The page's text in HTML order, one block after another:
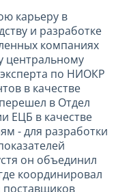
карьеру в
и разработке
компаниях
центральному
по НИОКР
в качестве
в Отдел
ЕЦБ в качестве
- для разработки
он объединил
координировал
поставщиков